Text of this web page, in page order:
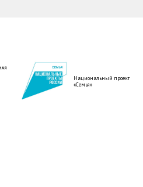
Национальный проект
«Семья»